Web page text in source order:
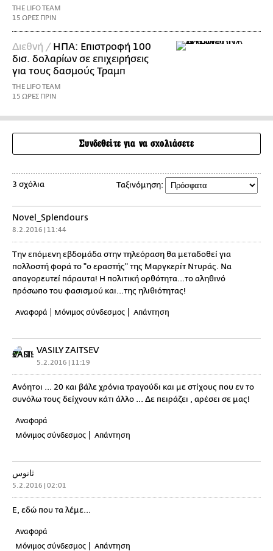
THE LIFO TEAM
15 ΩΡΕΣ ΠΡΙΝ
Διεθνή / ΗΠΑ: Επιστροφή 100
δισ. δολαρίων σε επιχειρήσεις
για τους δασμούς Τραμπ
THE LIFO TEAM
15 ΩΡΕΣ ΠΡΙΝ
Συνδεθείτε για να σχολιάσετε
3 σχόλια Ταξινόμηση:
Novel_Splendours
8.2.2016 | 11:44
Την επόμενη εβδομάδα στην τηλεόραση θα μεταδοθεί για
πολλοστή φορά το "ο εραστής" της Μαργκερίτ Ντυράς. Να
απαγορευτεί πάραυτα! Η πολιτική ορθότητα...το αληθινό
πρόσωπο του φασισμού και...της ηλιθιότητας!
Αναφορά Μόνιμος σύνδεσμος Απάντηση
VASILY ZAITSEV
5.2.2016 | 11:19
Ανόητοι ... 20 και βάλε χρόνια τραγούδι και με στίχους που εν το
συνόλω τους δείχνουν κάτι άλλο ... Δε πειράζει , αρέσει σε μας!
Αναφορά
Μόνιμος σύνδεσμος
Απάντηση
ثانوس
5.2.2016 | 02:01
Ε, εδώ που τα λέμε...
Αναφορά
Μόνιμος σύνδεσμος
Απάντηση